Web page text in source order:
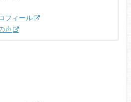
フィール
声